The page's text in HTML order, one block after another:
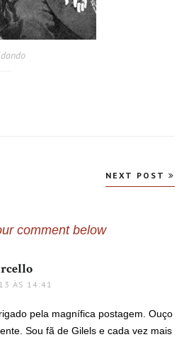
NEXT POST
comment below
ÀS 14:41
pela magnífica postagem. Ouço
Sou fã de Gilels e cada vez mais